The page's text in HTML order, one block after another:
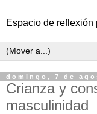
Espacio de reflexión
domingo, 7 de
Crianza y
masculinidad